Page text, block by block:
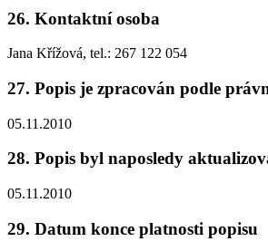
26. Kontaktní osoba
Jana Křížová, tel.: 267 122 054
27. Popis je zpracován podle
05.11.2010
28. Popis byl naposledy
05.11.2010
29. Datum konce platnosti popisu